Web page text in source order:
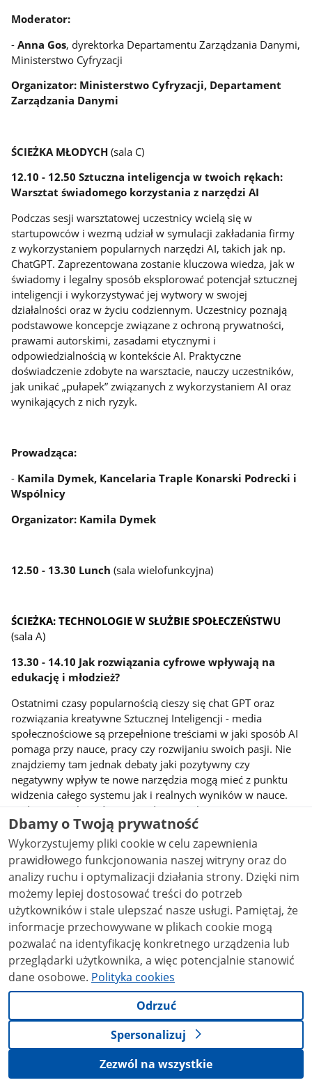
Moderator:
-Anna Gos, dyrektorka Departamentu Zarządzania Danymi,
Ministerstwo Cyfryzacji
Organizator: Ministerstwo Cyfryzacji, Departament
Zarządzania Danymi
ŚCIEŻKA MŁODYCH(sala C)
12.10 - 12.50 Sztuczna inteligencja w twoich rękach:
Warsztat świadomego korzystania z narzędzi AI
Podczas sesji warsztatowej uczestnicy wcielą się w
startupowców i wezmą udział w symulacji zakładania firmy
z wykorzystaniem popularnych narzędzi AI, takich jak np.
ChatGPT. Zaprezentowana zostanie kluczowa wiedza, jak w
świadomy i legalny sposób eksplorować potencjał sztucznej
inteligencji i wykorzystywać jej wytwory w swojej
działalności oraz w życiu codziennym. Uczestnicy poznają
podstawowe koncepcje związane z ochroną prywatności,
prawami autorskimi, zasadami etycznymi i
odpowiedzialnością w kontekście AI. Praktyczne
doświadczenie zdobyte na warsztacie, nauczy uczestników,
jak unikać „pułapek” związanych z wykorzystaniem AI oraz
wynikających z nich ryzyk.
Prowadząca:
- Kamila Dymek, Kancelaria Traple Konarski Podrecki i
Wspólnicy
Organizator: Kamila Dymek
12.50 - 13.30 Lunch(sala wielofunkcyjna)
ŚCIEŻKA: TECHNOLOGIE W SŁUŻBIE SPOŁECZEŃSTWU
(sala A)
13.30 - 14.10 Jak rozwiązania cyfrowe wpływają na
edukację i młodzież?
Ostatnimi czasy popularnością cieszy się chat GPT oraz
rozwiązania kreatywne Sztucznej Inteligencji - media
społecznościowe są przepełnione treściami w jaki sposób AI
pomaga przy nauce, pracy czy rozwijaniu swoich pasji. Nie
znajdziemy tam jednak debaty jaki pozytywny czy
negatywny wpływ te nowe narzędzia mogą mieć z punktu
widzenia całego systemu jak i realnych wyników w nauce.
Podczas panelu zadamy przede wszystkim pytanie czy nowe
technologie są pójściem na skróty dla uczniów czy jednak
szansą na stworzenie coraz to ciekawszych projektów i
wprowadzenia nauczania na bardziej zaawansowany
poziom. Skonfrontujemy portale z pomocami dla uczniów i
studentów z produktami zapytań do inteligentnych
asystentów. Dodatkowo przedstawimy wpływ rozwiązań, w
których Polska jest pionierem na skalę europejską -
Mlegitymację w ramach Mobywatela czy OSE. Panel będzie
połączeniem eksperckiej wiedzy z trendami social mediów i
ich wpływem na naszą codzienność.
, Członek Zarządu Youth Cyber Science
Martyna Łuszczek, Asystentka polityczna Ministra
Dbamy o Twoją prywatność
Wykorzystujemy pliki cookie w celu zapewnienia
prawidłowego funkcjonowania naszej witryny oraz do
analizy ruchu i optymalizacji działania strony. Dzięki nim
możemy lepiej dostosować treści do potrzeb
użytkowników i stale ulepszać nasze usługi. Pamiętaj, że
informacje przechowywane w plikach cookie mogą
pozwalać na identyfikację konkretnego urządzenia lub
przeglądarki użytkownika, a więc potencjalnie stanowić
dane osobowe. Polityka cookies
Odrzuć
Spersonalizuj
Zezwól na wszystkie